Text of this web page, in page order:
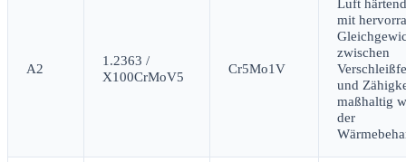
A2
1.2363 /
X100CrMoV5
Cr5Mo1V
mit
zwischen
und
maßhaltig
der